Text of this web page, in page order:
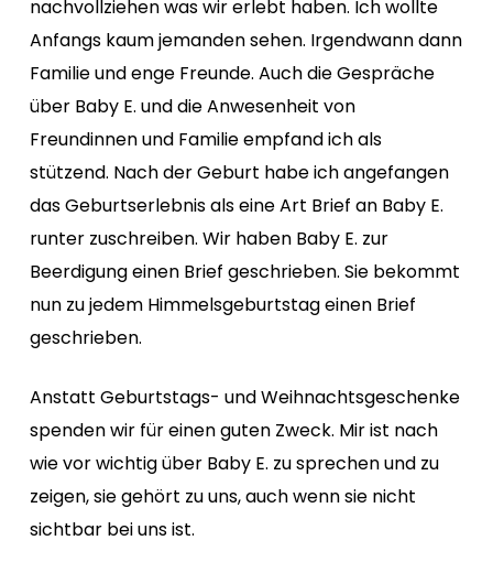
nachvollziehen was wir erlebt haben. Ich wollte
Anfangs kaum jemanden sehen. Irgendwann dann
Familie und enge Freunde. Auch die Gespräche
über Baby E. und die Anwesenheit von
Freundinnen und Familie empfand ich als
stützend. Nach der Geburt habe ich angefangen
das Geburtserlebnis als eine Art Brief an Baby E.
runter zuschreiben. Wir haben Baby E. zur
Beerdigung einen Brief geschrieben. Sie bekommt
nun zu jedem Himmelsgeburtstag einen Brief
geschrieben.
Anstatt Geburtstags- und Weihnachtsgeschenke
spenden wir für einen guten Zweck. Mir ist nach
wie vor wichtig über Baby E. zu sprechen und zu
zeigen, sie gehört zu uns, auch wenn sie nicht
sichtbar bei uns ist.